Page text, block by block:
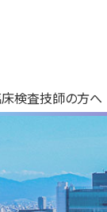
臨床検査技師の方へ